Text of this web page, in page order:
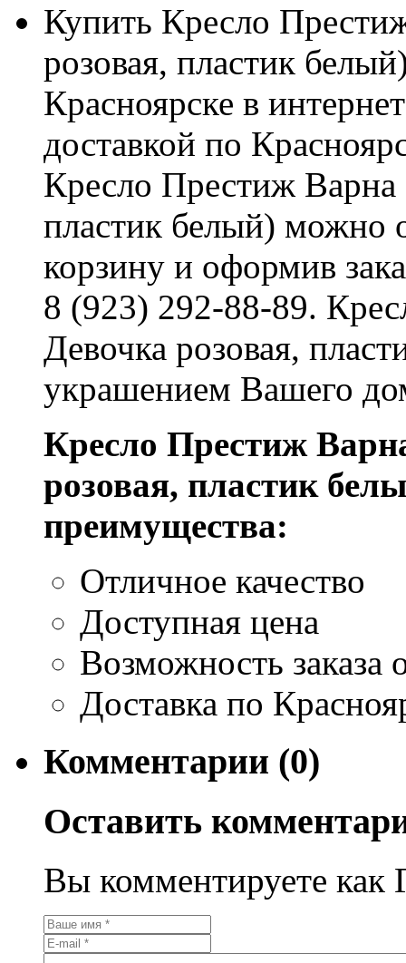
Купить Кресло
розовая, пластик
Красноярске в
доставкой по
Кресло Престиж Варна
пластик белый) можно
корзину и оформив
8 (923) 292-88-89.
Девочка розовая,
украшением Вашего
Кресло Престиж
розовая, пластик
преимущества:
Отличное качество
Доступная цена
Возможность заказа
Доставка по
Комментарии (0)
Оставить
Вы комментируете как